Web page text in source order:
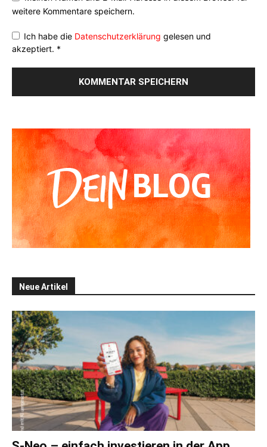
weitere Kommentare speichern.
Ich habe die Datenschutzerklärung gelesen und
akzeptiert. *
Neue Artikel